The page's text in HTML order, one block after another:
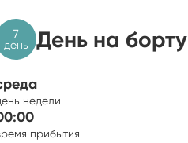
7
день День на борту
недели
прибытия